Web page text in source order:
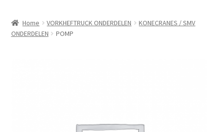
Shop
Home VORKHEFTRUCK ONDERDELEN
KONECRANES / SMV
ONDERDELEN
POMP